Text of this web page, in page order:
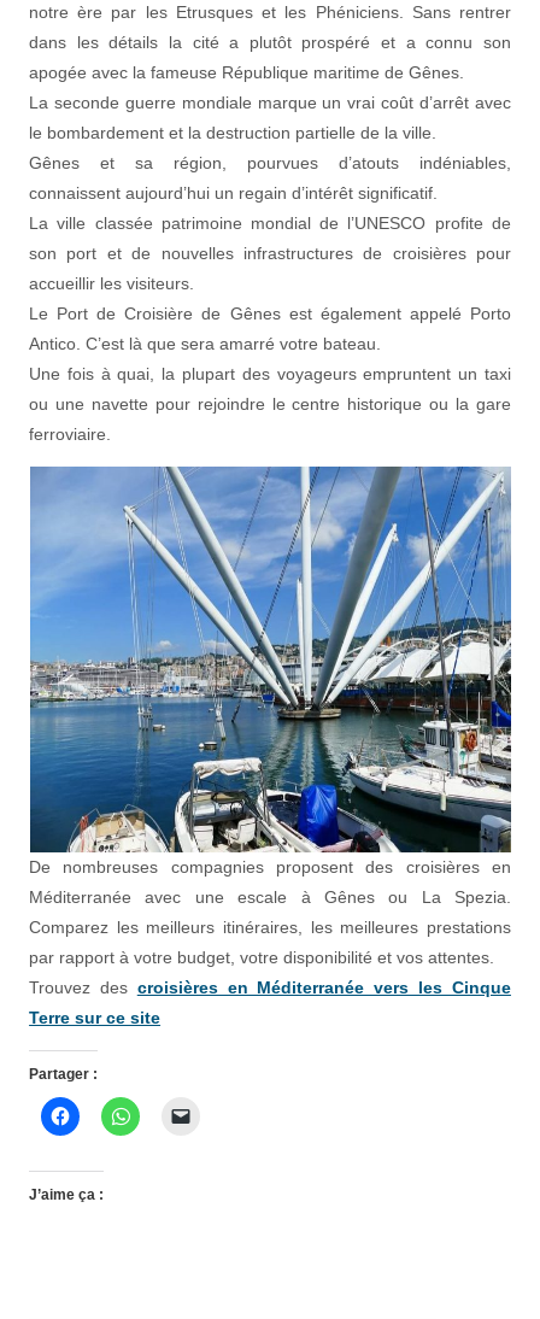
notre ère par les Etrusques et les Phéniciens. Sans rentrer
dans les détails la cité a plutôt prospéré et a connu son
apogée avec la fameuse République maritime de Gênes.
La seconde guerre mondiale marque un vrai coût d’arrêt avec
le bombardement et la destruction partielle de la ville.
Gênes et sa région, pourvues d’atouts indéniables,
connaissent aujourd’hui un regain d’intérêt significatif.
La ville classée patrimoine mondial de l’UNESCO profite de
son port et de nouvelles infrastructures de croisières pour
accueillir les visiteurs.
Le Port de Croisière de Gênes est également appelé Porto
Antico. C’est là que sera amarré votre bateau.
Une fois à quai, la plupart des voyageurs empruntent un taxi
ou une navette pour rejoindre le centre historique ou la gare
ferroviaire.
De nombreuses compagnies proposent des croisières en
Méditerranée avec une escale à Gênes ou La Spezia.
Comparez les meilleurs itinéraires, les meilleures prestations
par rapport à votre budget, votre disponibilité et vos attentes.
Trouvez des croisières en Méditerranée vers les Cinque
Terre sur ce site
Partager :
J’aime ça :